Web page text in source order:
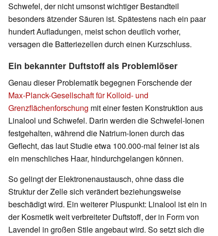
Schwefel, der nicht umsonst wichtiger Bestandteil
besonders ätzender Säuren ist. Spätestens nach ein paar
hundert Aufladungen, meist schon deutlich vorher,
versagen die Batteriezellen durch einen Kurzschluss.
Ein bekannter Duftstoff als Problemlöser
Genau dieser Problematik begegnen Forschende der
Max-Planck-Gesellschaft für Kolloid- und
Grenzflächenforschung mit einer festen Konstruktion aus
Linalool und Schwefel. Darin werden die Schwefel-Ionen
festgehalten, während die Natrium-Ionen durch das
Geflecht, das laut Studie etwa 100.000-mal feiner ist als
ein menschliches Haar, hindurchgelangen können.
So gelingt der Elektronenaustausch, ohne dass die
Struktur der Zelle sich verändert beziehungsweise
beschädigt wird. Ein weiterer Pluspunkt: Linalool ist ein in
der Kosmetik weit verbreiteter Duftstoff, der in Form von
Lavendel in großen Stile angebaut wird. So setzt sich die